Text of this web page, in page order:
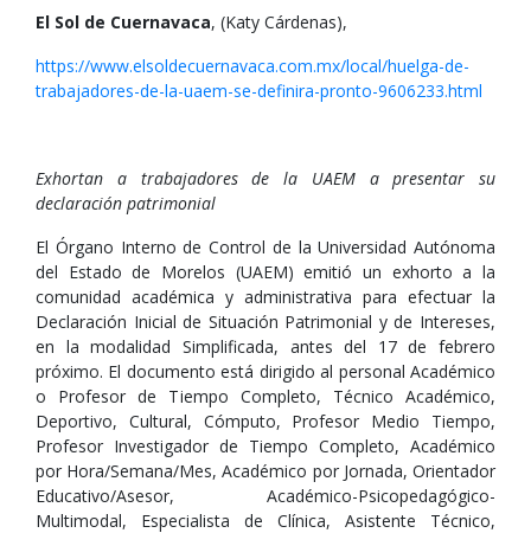
El Sol de Cuernavaca, (Katy Cárdenas),
https://www.elsoldecuernavaca.com.mx/local/huelga-de-
trabajadores-de-la-uaem-se-definira-pronto-9606233.html
Exhortan a trabajadores de la UAEM a presentar su
declaración patrimonial
El Órgano Interno de Control de la Universidad Autónoma
del Estado de Morelos (UAEM) emitió un exhorto a la
comunidad académica y administrativa para efectuar la
Declaración Inicial de Situación Patrimonial y de Intereses,
en la modalidad Simplificada, antes del 17 de febrero
próximo. El documento está dirigido al personal Académico
o Profesor de Tiempo Completo, Técnico Académico,
Deportivo, Cultural, Cómputo, Profesor Medio Tiempo,
Profesor Investigador de Tiempo Completo, Académico
por Hora/Semana/Mes, Académico por Jornada, Orientador
Educativo/Asesor, Académico-Psicopedagógico-
Multimodal, Especialista de Clínica, Asistente Técnico,